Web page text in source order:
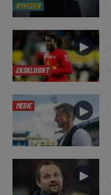
NYHEDER
EKSKLUSIVT
►
MEDIE ►
►